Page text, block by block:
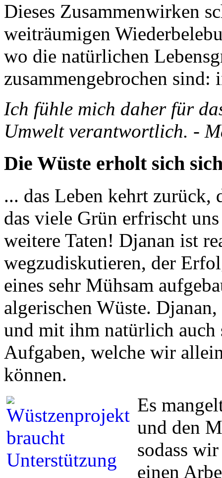
Dieses Zusammenwirken
weiträumigen
wo die natürlichen
zusammengebrochen sind:
Ich fühle mich daher für
Umwelt verantwortlich. -
Die Wüste erholt sich
... das Leben kehrt zurück,
das viele Grün erfrischt
weitere Taten! Djanan ist
wegzudiskutieren, der
eines sehr Mühsam
algerischen Wüste.
und mit ihm natürlich
Aufgaben, welche wir
können.
Es
und den
sodass
einen